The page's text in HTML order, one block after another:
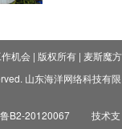
机会| 版权所有| 麦斯魔方
山东海洋网络科技有限
B2-20120067
技术支